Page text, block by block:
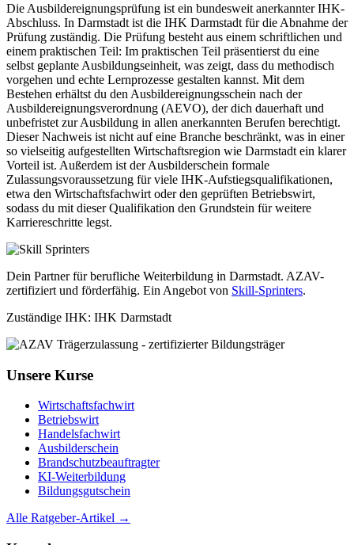
Die Ausbildereignungsprüfung ist ein bundesweit anerkannter IHK-
Abschluss. In Darmstadt ist die IHK Darmstadt für die Abnahme der
Prüfung zuständig. Die Prüfung besteht aus einem schriftlichen und
einem praktischen Teil: Im praktischen Teil präsentierst du eine
selbst geplante Ausbildungseinheit, was zeigt, dass du methodisch
vorgehen und echte Lernprozesse gestalten kannst. Mit dem
Bestehen erhältst du den Ausbildereignungsschein nach der
Ausbildereignungsverordnung (AEVO), der dich dauerhaft und
unbefristet zur Ausbildung in allen anerkannten Berufen berechtigt.
Dieser Nachweis ist nicht auf eine Branche beschränkt, was in einer
so vielseitig aufgestellten Wirtschaftsregion wie Darmstadt ein klarer
Vorteil ist. Außerdem ist der Ausbilderschein formale
Zulassungsvoraussetzung für viele IHK-Aufstiegsqualifikationen,
etwa den Wirtschaftsfachwirt oder den geprüften Betriebswirt,
sodass du mit dieser Qualifikation den Grundstein für weitere
Karriereschritte legst.
Dein Partner für berufliche Weiterbildung in Darmstadt. AZAV-
zertifiziert und förderfähig. Ein Angebot von Skill-Sprinters.
Zuständige IHK: IHK Darmstadt
Unsere Kurse
Wirtschaftsfachwirt
Betriebswirt
Handelsfachwirt
Ausbilderschein
Brandschutzbeauftragter
KI-Weiterbildung
Bildungsgutschein
Alle Ratgeber-Artikel →